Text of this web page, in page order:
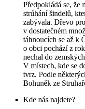
Předpokládá se, že
strúhání šindelů,
zabývala. Dřevo
v dostatečném
táhnoucích se až k
o obci pochází z
nechal do
V místech, kde se
tvrz. Podle
Bohuněk ze
Kde nás najdete?